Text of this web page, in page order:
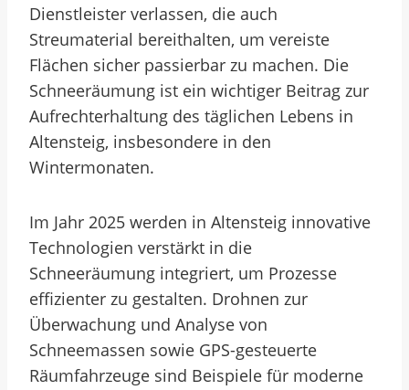
Dienstleister verlassen, die auch
Streumaterial bereithalten, um vereiste
Flächen sicher passierbar zu machen. Die
Schneeräumung ist ein wichtiger Beitrag zur
Aufrechterhaltung des täglichen Lebens in
Altensteig, insbesondere in den
Wintermonaten.
Im Jahr 2025 werden in Altensteig innovative
Technologien verstärkt in die
Schneeräumung integriert, um Prozesse
effizienter zu gestalten. Drohnen zur
Überwachung und Analyse von
Schneemassen sowie GPS-gesteuerte
Räumfahrzeuge sind Beispiele für moderne